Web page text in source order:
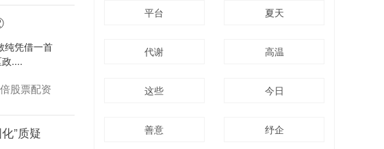
纯凭借一首
....
股票配资
”质疑
平台 夏天
代谢 高温
这些 今日
善意 纾企